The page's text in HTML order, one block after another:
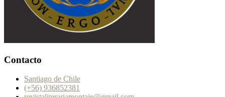
Contacto
Santiago de Chile
(+56) 936852381